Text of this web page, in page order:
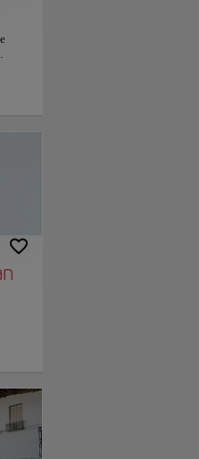
de
en el
Blancos.
las casas se